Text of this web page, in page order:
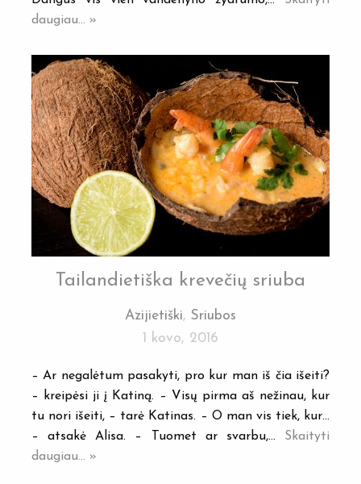
daugiau... »
Tailandietiška krevečių sriuba
Azijietiški, Sriubos
1 kovo, 2016
– Ar negalėtum pasakyti, pro kur man iš čia išeiti?
– kreipėsi ji į Katiną. – Visų pirma aš nežinau, kur
tu nori išeiti, – tarė Katinas. – O man vis tiek, kur…
– atsakė Alisa. – Tuomet ar svarbu,… Skaityti
daugiau... »